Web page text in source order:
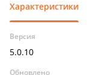
Характеристики
Версия
5.0.10
Обновлено